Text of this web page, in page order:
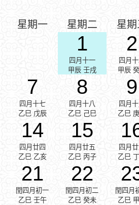
星期一 星期二 星期
1
四月十一
甲辰 壬戌
2
四月
甲辰
7
四月十七
乙巳 戊辰
8
四月十八
乙巳 己巳
9
四月
乙巳
14
四月廿四
乙巳 乙亥
15
四月廿五
乙巳 丙子
四月
乙巳
21
閏四月初一
乙巳 壬午
22
閏四月初二
乙巳 癸未
閏四月
乙巳